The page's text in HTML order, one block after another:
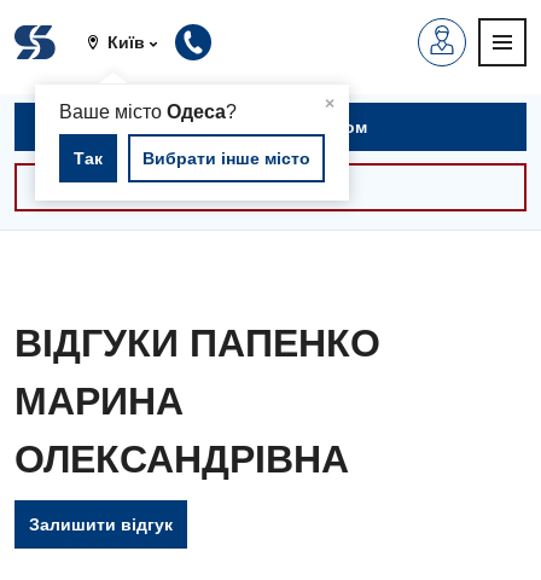
Київ
×
Ваше містоОдеса?
Так Вибрати інше місто
Записатися на прийом
Консультації -30%
ВІДГУКИ ПАПЕНКО
МАРИНА
ОЛЕКСАНДРІВНА
Залишити відгук